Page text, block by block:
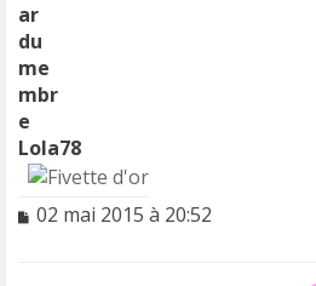
Lola78
M
02 mai 2015 à 20:52